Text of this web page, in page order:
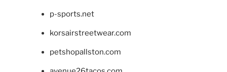
p-sports.net
korsairstreetwear.com
petshopallston.com